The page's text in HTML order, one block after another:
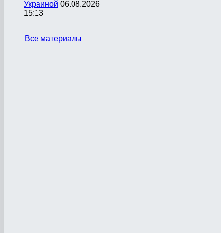
Украиной 06.08.2026
15:13
Все материалы